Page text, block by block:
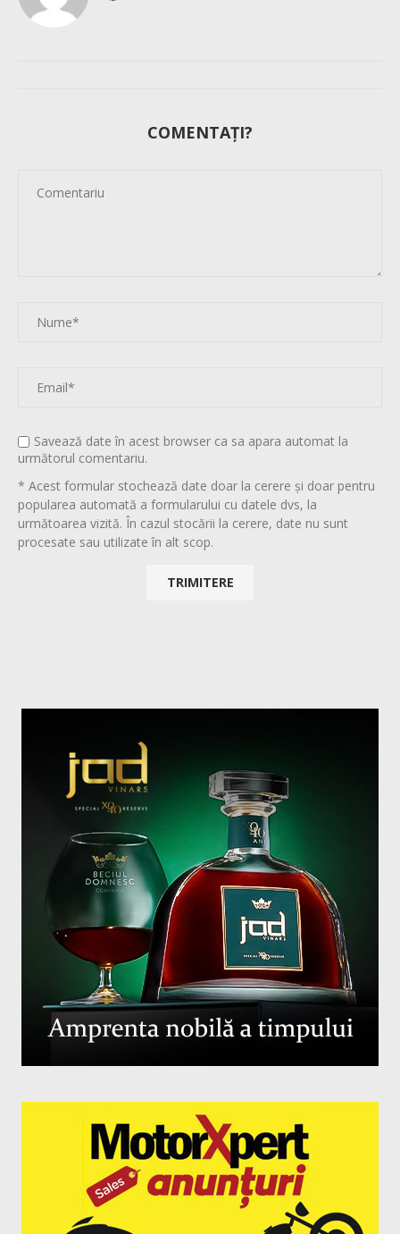
COMENTAȚI?
Savează date în acest browser ca sa apara automat la
următorul comentariu.
* Acest formular stochează date doar la cerere și doar pentru
popularea automată a formularului cu datele dvs, la
următoarea vizită. În cazul stocării la cerere, date nu sunt
procesate sau utilizate în alt scop.